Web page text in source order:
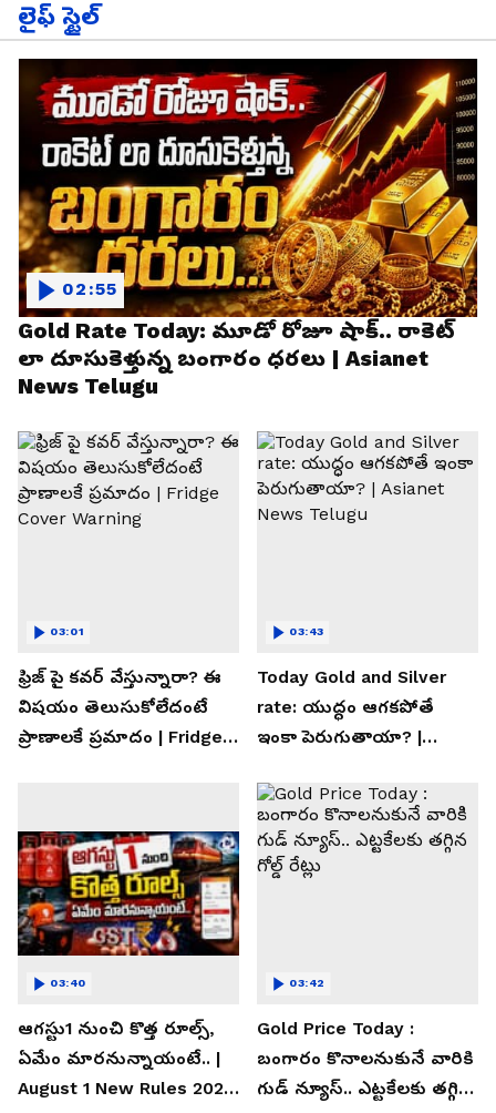
లైఫ్ స్టైల్
Gold Rate Today: మూడో రోజూ షాక్.. రాకెట్
లా దూసుకెళ్తున్న బంగారం ధరలు | Asianet
News Telugu
02:55
ఫ్రిజ్ పై కవర్ వేస్తున్నారా? ఈ
విషయం తెలుసుకోలేదంటే
ప్రాణాలకే ప్రమాదం | Fridge
03:01
Today Gold and Silver
rate: యుద్ధం ఆగకపోతే
ఇంకా పెరుగుతాయా? |
03:43
ఆగస్టు1 నుంచి కొత్త రూల్స్,
ఏమేం మారనున్నాయంటే.. |
August 1 New Rules 2026
03:40
Gold Price Today :
బంగారం కొనాలనుకునే వారికి
గుడ్ న్యూస్.. ఎట్టకేలకు తగ్గిన
03:42